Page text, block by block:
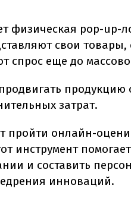
физическая pop-up-
свои
спрос еще до
продукцию
затрат.
пройти онлайн-
инструмент
и составить
инноваций.